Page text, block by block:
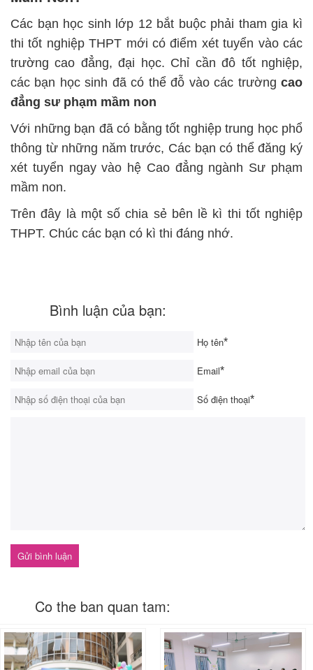
Các bạn học sinh lớp 12 bắt buộc phải tham gia kì
thi tốt nghiệp THPT mới có điểm xét tuyển vào các
trường cao đẳng, đại học. Chỉ cần đô tốt nghiệp,
các bạn học sinh đã có thể đỗ vào các trường cao
đẳng sư phạm mầm non
Với những bạn đã có bằng tốt nghiệp trung học phổ
thông từ những năm trước, Các bạn có thể đăng ký
xét tuyển ngay vào hệ Cao đẳng ngành Sư phạm
mầm non.
Trên đây là một số chia sẻ bên lề kì thi tốt nghiệp
THPT. Chúc các bạn có kì thi đáng nhớ.
Bình luận của bạn:
Họ tên*
Email*
Số điện thoại*
Co the ban quan tam: